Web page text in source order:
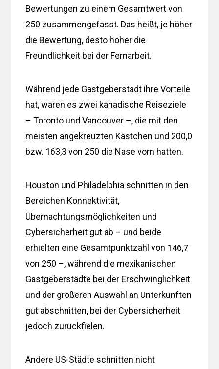
Bewertungen zu einem Gesamtwert von
250 zusammengefasst. Das heißt, je höher
die Bewertung, desto höher die
Freundlichkeit bei der Fernarbeit.
Während jede Gastgeberstadt ihre Vorteile
hat, waren es zwei kanadische Reiseziele
– Toronto und Vancouver –, die mit den
meisten angekreuzten Kästchen und 200,0
bzw. 163,3 von 250 die Nase vorn hatten.
Houston und Philadelphia schnitten in den
Bereichen Konnektivität,
Übernachtungsmöglichkeiten und
Cybersicherheit gut ab – und beide
erhielten eine Gesamtpunktzahl von 146,7
von 250 –, während die mexikanischen
Gastgeberstädte bei der Erschwinglichkeit
und der größeren Auswahl an Unterkünften
gut abschnitten, bei der Cybersicherheit
jedoch zurückfielen.
Andere US-Städte schnitten nicht